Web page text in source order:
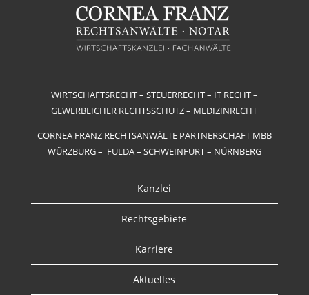
WIRTSCHAFTSRECHT – STEUERRECHT – IT RECHT –
GEWERBLICHER RECHTSSCHUTZ – MEDIZINRECHT
CORNEA FRANZ RECHTSANWÄLTE PARTNERSCHAFT MBB
WÜRZBURG – FULDA – SCHWEINFURT – NÜRNBERG
Kanzlei
Rechtsgebiete
Karriere
Aktuelles